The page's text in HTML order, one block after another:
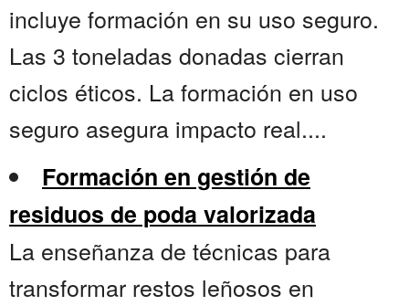
incluye formación en su uso seguro.
Las 3 toneladas donadas cierran
ciclos éticos. La formación en uso
seguro asegura impacto real....
Formación en gestión de
residuos de poda valorizada
La enseñanza de técnicas para
transformar restos leñosos en